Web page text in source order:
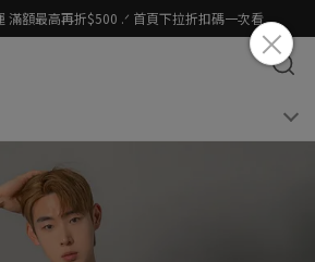
滿額最高再折$500 .ᐟ 首頁下拉折扣碼一次看